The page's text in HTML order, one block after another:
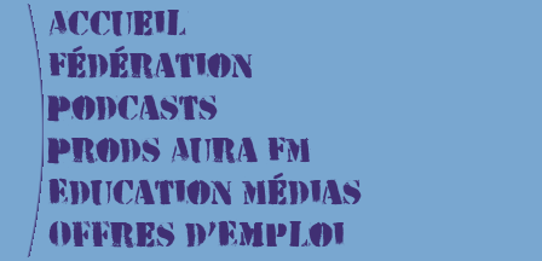
Accueil
Fédération
Podcasts
Prods Aura FM
Education Médias
Offres d’Emploi